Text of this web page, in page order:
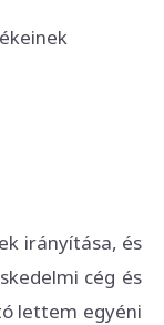
irányítása, és
cég és
lettem egyéni